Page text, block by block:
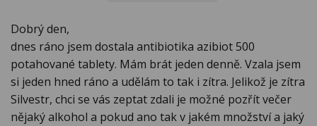
Dobrý den,
dnes ráno jsem dostala antibiotika azibiot 500
potahované tablety. Mám brát jeden denně. Vzala jsem
si jeden hned ráno a udělám to tak i zítra. Jelikož je zítra
Silvestr, chci se vás zeptat zdali je možné pozřít večer
nějaký alkohol a pokud ano tak v jakém množství a jaký